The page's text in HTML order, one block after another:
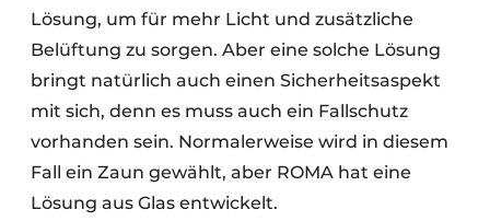
Lösung, um für mehr Licht und zusätzliche
Belüftung zu sorgen. Aber eine solche Lösung
bringt natürlich auch einen Sicherheitsaspekt
mit sich, denn es muss auch ein Fallschutz
vorhanden sein. Normalerweise wird in diesem
Fall ein Zaun gewählt, aber ROMA hat eine
Lösung aus Glas entwickelt.